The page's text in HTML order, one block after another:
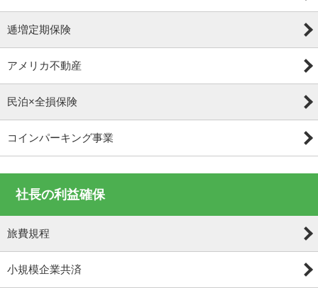
逓増定期保険
アメリカ不動産
民泊×全損保険
コインパーキング事業
社長の利益確保
旅費規程
小規模企業共済